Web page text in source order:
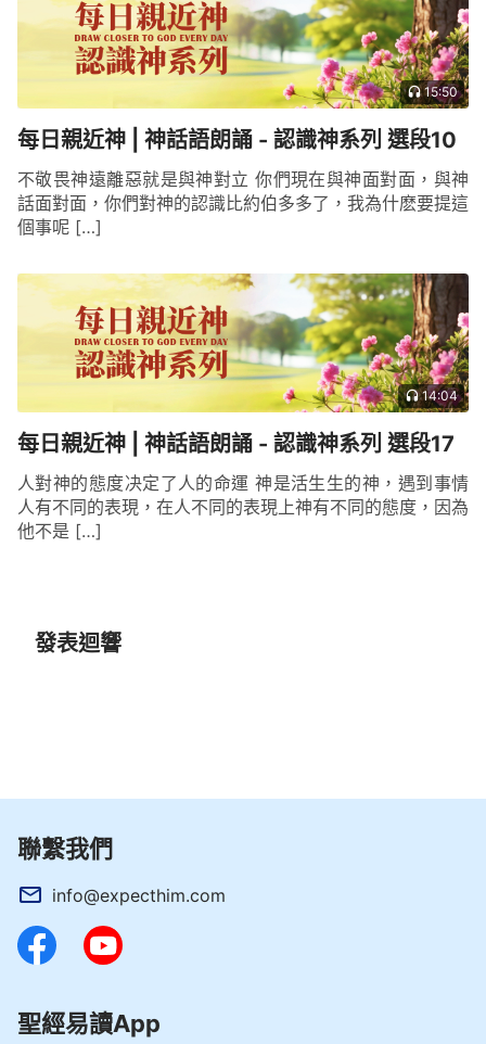
15:50
每日親近神 | 神話語朗誦 - 認識神系列 選段10
不敬畏神遠離惡就是與神對立 你們現在與神面對面，與神
話面對面，你們對神的認識比約伯多多了，我為什麽要提這
個事呢 […]
14:04
每日親近神 | 神話語朗誦 - 認識神系列 選段17
人對神的態度决定了人的命運 神是活生生的神，遇到事情
人有不同的表現，在人不同的表現上神有不同的態度，因為
他不是 […]
發表迴響
聯繫我們
info@expecthim.com
聖經易讀App